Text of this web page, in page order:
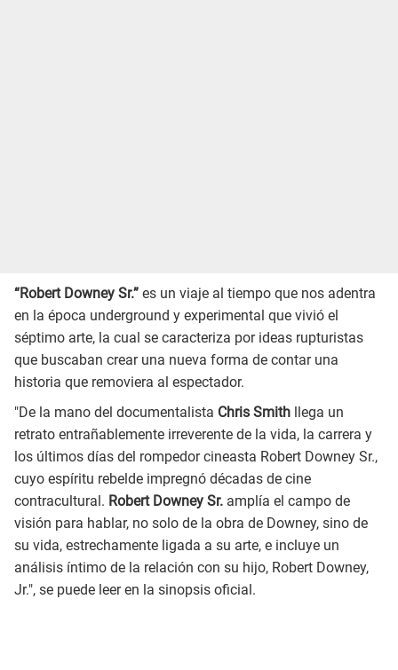
“Robert Downey Sr.” es un viaje al tiempo que nos adentra
en la época underground y experimental que vivió el
séptimo arte, la cual se caracteriza por ideas rupturistas
que buscaban crear una nueva forma de contar una
historia que removiera al espectador.
"De la mano del documentalista Chris Smith llega un
retrato entrañablemente irreverente de la vida, la carrera y
los últimos días del rompedor cineasta Robert Downey Sr.,
cuyo espíritu rebelde impregnó décadas de cine
contracultural. Robert Downey Sr. amplía el campo de
visión para hablar, no solo de la obra de Downey, sino de
su vida, estrechamente ligada a su arte, e incluye un
análisis íntimo de la relación con su hijo, Robert Downey,
Jr.", se puede leer en la sinopsis oficial.